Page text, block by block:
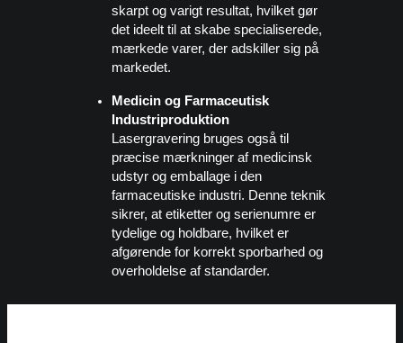
skarpt og varigt resultat, hvilket gør
det ideelt til at skabe specialiserede,
mærkede varer, der adskiller sig på
markedet.
Medicin og Farmaceutisk
Industriproduktion
Lasergravering bruges også til
præcise mærkninger af medicinsk
udstyr og emballage i den
farmaceutiske industri. Denne teknik
sikrer, at etiketter og serienumre er
tydelige og holdbare, hvilket er
afgørende for korrekt sporbarhed og
overholdelse af standarder.